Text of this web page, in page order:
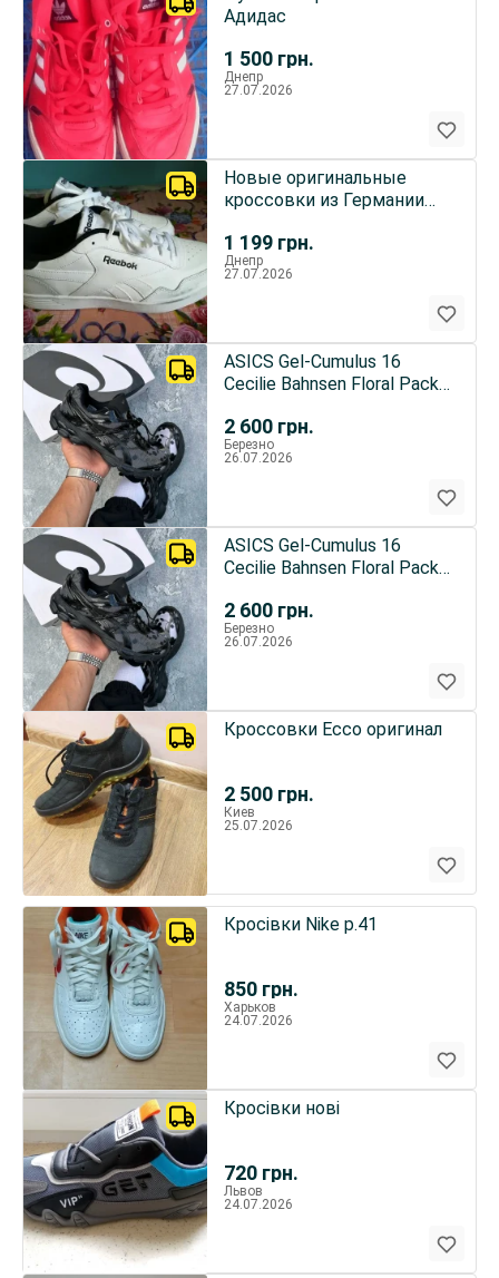
1 500 грн.
Адидас
Днепр
27.07.2026
1 199 грн.
Новые оригинальные
кроссовки из Германии
Днепр
27.07.2026
2 600 грн.
ASICS Gel-Cumulus 16
Cecilie Bahnsen Floral Pack
Березно
26.07.2026
2 600 грн.
ASICS Gel-Cumulus 16
Cecilie Bahnsen Floral Pack
Березно
26.07.2026
2 500 грн.
Кроссовки Ecco оригинал
Киев
25.07.2026
850 грн.
Кросівки Nike р.41
Харьков
24.07.2026
720 грн.
Кросівки нові
Львов
24.07.2026